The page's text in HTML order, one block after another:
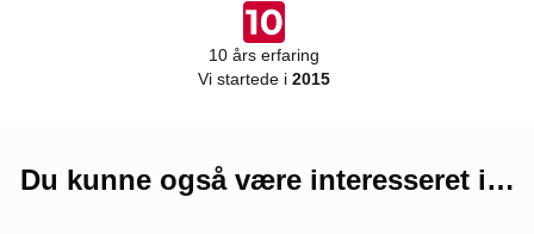
10 års erfaring
Vi startede i 2015
Du kunne også være interesseret i…